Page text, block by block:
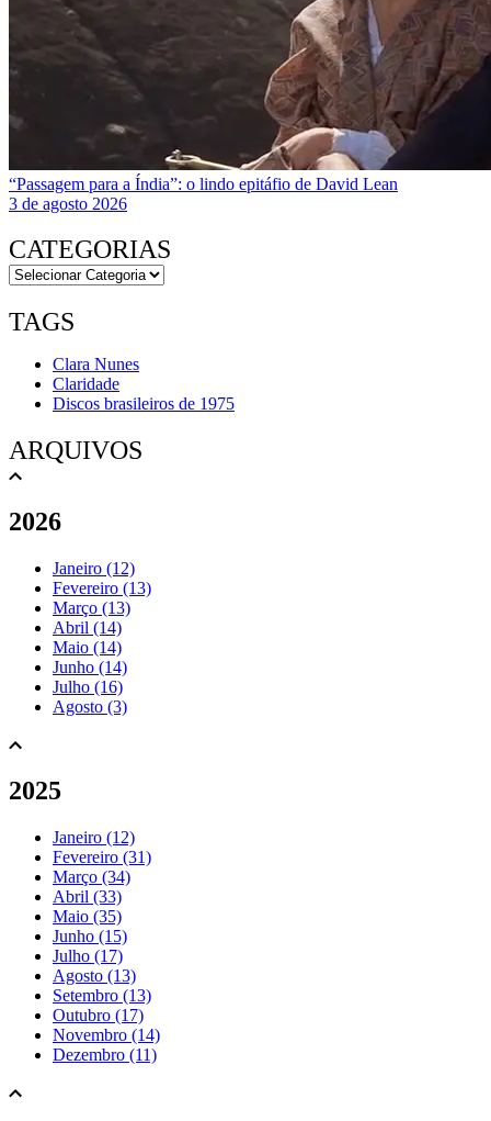
“Passagem para a Índia”: o lindo epitáfio de David Lean
3 de agosto 2026
CATEGORIAS
TAGS
Clara Nunes
Claridade
Discos brasileiros de 1975
ARQUIVOS
2026
Janeiro (12)
Fevereiro (13)
Março (13)
Abril (14)
Maio (14)
Junho (14)
Julho (16)
Agosto (3)
2025
Janeiro (12)
Fevereiro (31)
Março (34)
Abril (33)
Maio (35)
Junho (15)
Julho (17)
Agosto (13)
Setembro (13)
Outubro (17)
Novembro (14)
Dezembro (11)